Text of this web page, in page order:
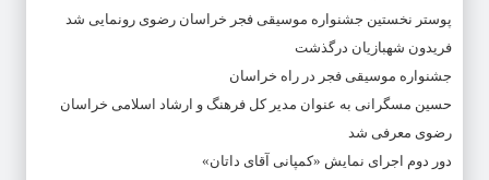
پوستر نخستین جشنواره موسیقی فجر خراسان رضوی رونمایی شد
فریدون شهبازیان درگذشت
جشنواره موسیقی فجر در راه خراسان
حسین مسگرانی به عنوان مدیر کل فرهنگ و ارشاد اسلامی خراسان
رضوی معرفی شد
دور دوم اجرای نمایش «کمپانی آقای داتان»